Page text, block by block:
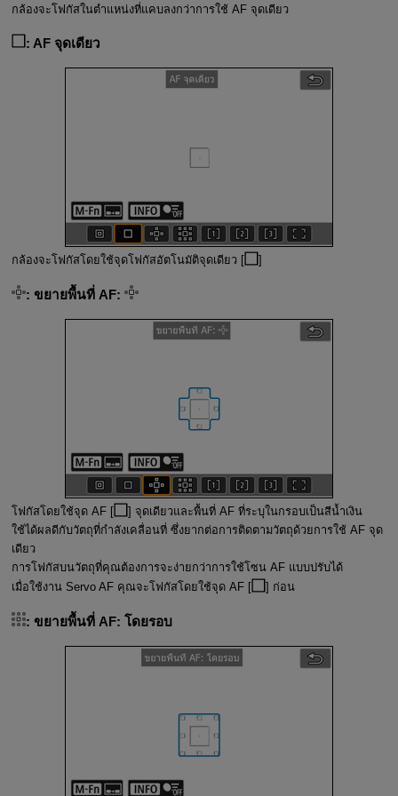
กล้องจะโฟกัสในตำแหน่งที่แคบลงกว่าการใช้ AF จุดเดียว
: AF จุดเดียว
กล้องจะโฟกัสโดยใช้จุดโฟกัสอัตโนมัติจุดเดียว [ ]
: ขยายพื้นที่ AF:
โฟกัสโดยใช้จุด AF [
] จุดเดียวและพื้นที่ AF ที่ระบุในกรอบเป็นสีน้ำเงิน
ใช้ได้ผลดีกับวัตถุที่กำลังเคลื่อนที่ ซึ่งยากต่อการติดตามวัตถุด้วยการใช้ AF จุด
เดียว
การโฟกัสบนวัตถุที่คุณต้องการจะง่ายกว่าการใช้โซน AF แบบปรับได้
เมื่อใช้งาน Servo AF คุณจะโฟกัสโดยใช้จุด AF [
] ก่อน
: ขยายพื้นที่ AF: โดยรอบ